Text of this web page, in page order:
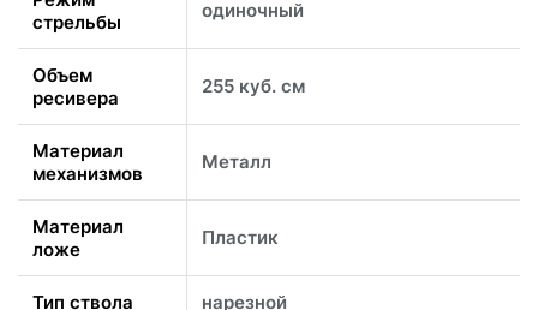
стрельбы
одиночный
Объем
ресивера
255 куб. см
Материал
механизмов
Металл
Материал
ложе
Пластик
Тип ствола нарезной